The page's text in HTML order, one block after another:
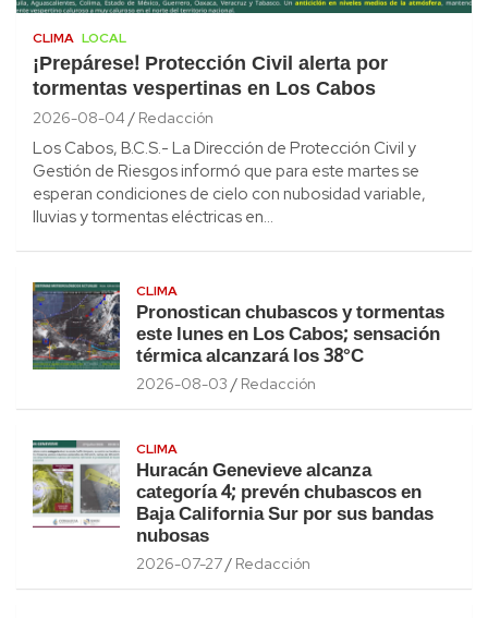
CLIMA LOCAL
¡Prepárese! Protección Civil alerta por
tormentas vespertinas en Los Cabos
2026-08-04 Redacción
Los Cabos, B.C.S.- La Dirección de Protección Civil y
Gestión de Riesgos informó que para este martes se
esperan condiciones de cielo con nubosidad variable,
lluvias y tormentas eléctricas en…
CLIMA
Pronostican chubascos y tormentas
este lunes en Los Cabos; sensación
térmica alcanzará los 38°C
2026-08-03 Redacción
CLIMA
Huracán Genevieve alcanza
categoría 4; prevén chubascos en
Baja California Sur por sus bandas
nubosas
2026-07-27 Redacción